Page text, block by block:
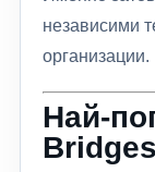
независими
организации.
Най-